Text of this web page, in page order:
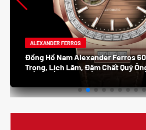
ALEXANDER FERROS
Đồng Hồ Nam Alexander Ferros
Thanh Lịch, Sang Trọng, Đẳng Cấp